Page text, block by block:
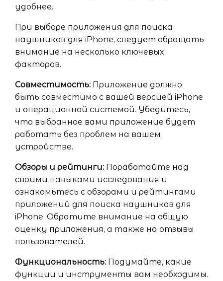
удобнее.
При выборе приложения для поиска
наушников для iPhone, следует обращать
внимание на несколько ключевых
факторов.
Совместимость: Приложение должно
быть совместимо с вашей версией iPhone
и операционной системой. Убедитесь,
что выбранное вами приложение будет
работать без проблем на вашем
устройстве.
Обзоры и рейтинги: Поработайте над
своими навыками исследования и
ознакомьтесь с обзорами и рейтингами
приложений для поиска наушников для
iPhone. Обратите внимание на общую
оценку приложения, а также на отзывы
пользователей.
Функциональность: Подумайте, какие
функции и инструменты вам необходимы.